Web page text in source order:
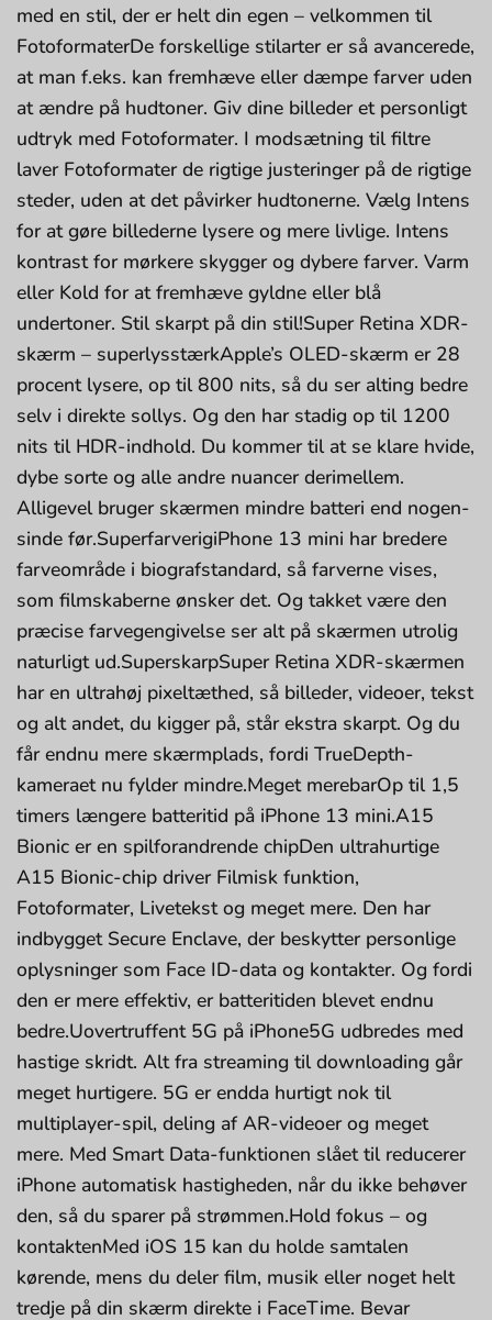
med en stil, der er helt din egen – velkommen til
FotoformaterDe forskel­lige stilarter er så avan­cerede,
at man f.eks. kan frem­hæve eller dæmpe farver uden
at ændre på hudtoner. Giv dine billeder et personligt
udtryk med Fotoformater. I mod­sætning til filtre
laver Fotoformater de rigtige justeringer på de rigtige
steder, uden at det påvirker hudtonerne. Vælg Intens
for at gøre billederne lysere og mere livlige. Intens
kontrast for mørkere skygger og dybere farver. Varm
eller Kold for at fremhæve gyldne eller blå
undertoner. Stil skarpt på din stil!Super Retina XDR-
skærm – superlysstærkApple’s OLED-skærm er 28
procent lysere, op til 800 nits, så du ser alting bedre
selv i direkte sollys. Og den har stadig op til 1200
nits til HDR-indhold. Du kommer til at se klare hvide,
dybe sorte og alle andre nuancer derimellem.
Alligevel bruger skær­men mindre batteri end nogen­
sinde før.SuperfarverigiPhone 13 mini har bredere
farveområde i biograf­standard, så farve­rne vises,
som filmskaberne ønsker det. Og takket være den
præcise farve­gengivelse ser alt på skær­men utrolig
naturligt ud.SuperskarpSuper Retina XDR-skær­men
har en ultrahøj pixeltæthed, så billeder, videoer, tekst
og alt andet, du kigger på, står ekstra skarpt. Og du
får endnu mere skærmplads, fordi TrueDepth-
kameraet nu fylder mindre.Meget merebarOp til 1,5
timers længere batteritid på iPhone 13 mini.A15
Bionic er en spil­forandrende chipDen ultrahurtige
A15 Bionic-chip driver Filmisk funktion,
Fotoformater, Livetekst og meget mere. Den har
indbygget Secure Enclave, der beskytter person­lige
oplys­ninger som Face ID-data og kontakter. Og fordi
den er mere effektiv, er batteritiden blevet endnu
bedre.Uovertruffent 5G på iPhone5G udbredes med
hastige skridt. Alt fra streaming til downloading går
meget hurtigere. 5G er endda hurtigt nok til
multiplayer-spil, deling af AR-videoer og meget
mere. Med Smart Data-funk­tionen slået til reducerer
iPhone auto­matisk hastigheden, når du ikke behøver
den, så du sparer på strømmen.Hold fokus – og
kontaktenMed iOS 15 kan du holde samtalen
kørende, mens du deler film, musik eller noget helt
tredje på din skærm direkte i FaceTime. Bevar